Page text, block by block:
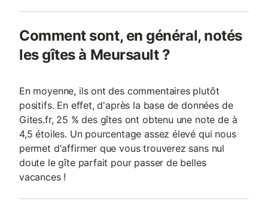
Comment sont, en général, notés
les gîtes à Meursault ?
En moyenne, ils ont des commentaires plutôt
positifs. En effet, d'après la base de données de
Gites.fr, 25 % des gîtes ont obtenu une note de à
4,5 étoiles. Un pourcentage assez élevé qui nous
permet d'affirmer que vous trouverez sans nul
doute le gîte parfait pour passer de belles
vacances !